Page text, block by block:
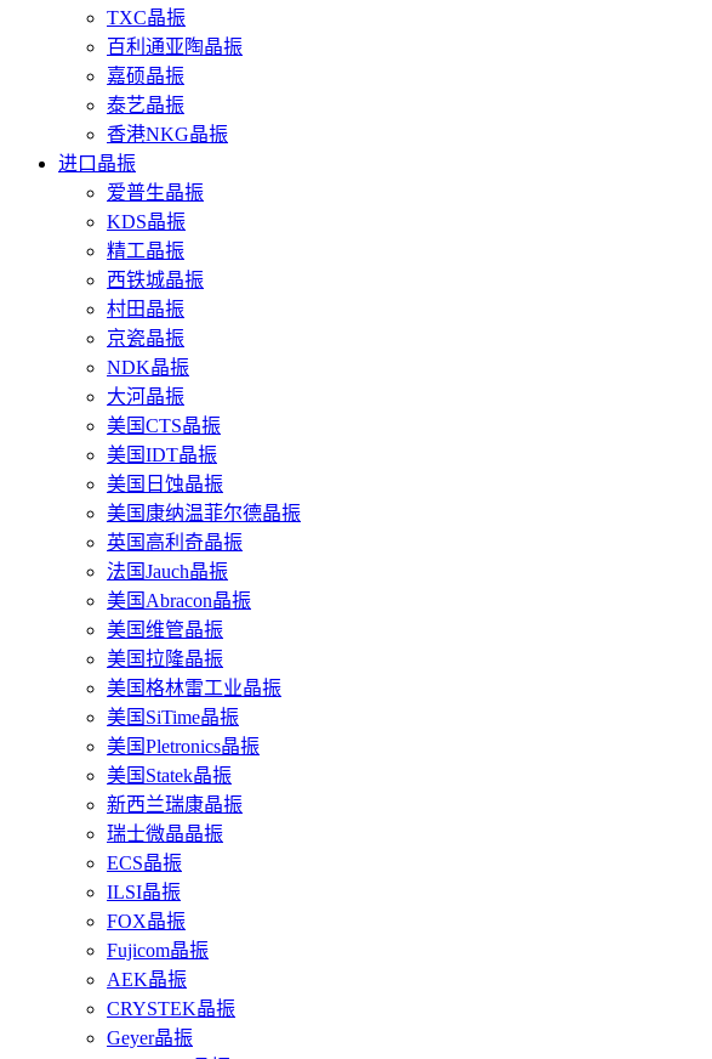
TXC晶振
百利通亚陶晶振
嘉硕晶振
泰艺晶振
香港NKG晶振
进口晶振
爱普生晶振
KDS晶振
精工晶振
西铁城晶振
村田晶振
京瓷晶振
NDK晶振
大河晶振
美国CTS晶振
美国IDT晶振
美国日蚀晶振
美国康纳温菲尔德晶振
英国高利奇晶振
法国Jauch晶振
美国Abracon晶振
美国维管晶振
美国拉隆晶振
美国格林雷工业晶振
美国SiTime晶振
美国Pletronics晶振
美国Statek晶振
新西兰瑞康晶振
瑞士微晶晶振
ECS晶振
ILSI晶振
FOX晶振
Fujicom晶振
AEK晶振
CRYSTEK晶振
Geyer晶振